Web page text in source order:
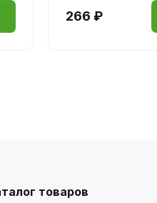
266 ₽
товаров